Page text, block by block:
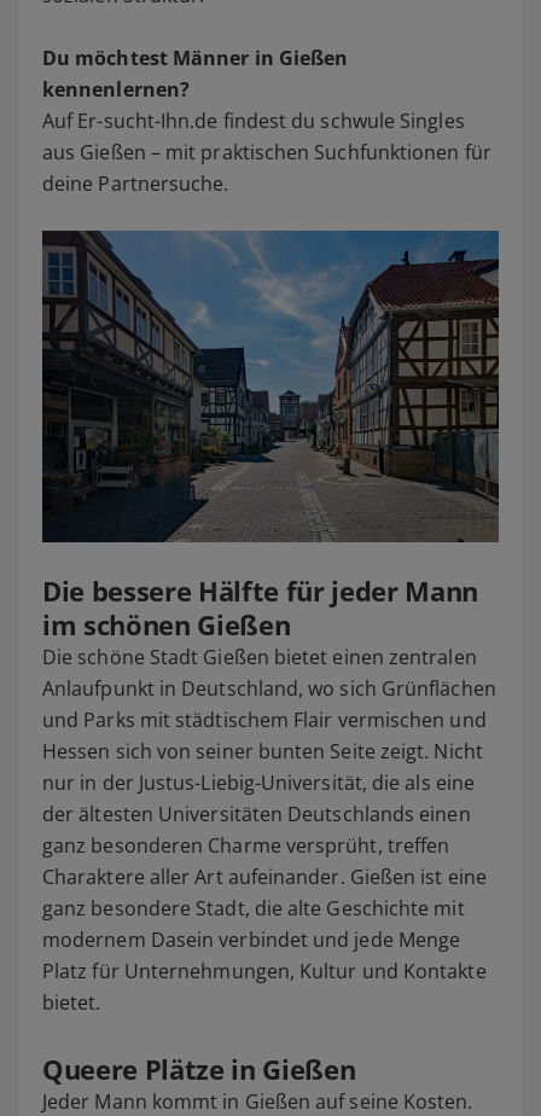
Du möchtest Männer in Gießen
kennenlernen?
Auf Er-sucht-Ihn.de findest du schwule Singles
aus Gießen – mit praktischen Suchfunktionen für
deine Partnersuche.
Die bessere Hälfte für jeder Mann
im schönen Gießen
Die schöne Stadt Gießen bietet einen zentralen
Anlaufpunkt in Deutschland, wo sich Grünflächen
und Parks mit städtischem Flair vermischen und
Hessen sich von seiner bunten Seite zeigt. Nicht
nur in der Justus-Liebig-Universität, die als eine
der ältesten Universitäten Deutschlands einen
ganz besonderen Charme versprüht, treffen
Charaktere aller Art aufeinander. Gießen ist eine
ganz besondere Stadt, die alte Geschichte mit
modernem Dasein verbindet und jede Menge
Platz für Unternehmungen, Kultur und Kontakte
bietet.
Queere Plätze in Gießen
Jeder Mann kommt in Gießen auf seine Kosten.